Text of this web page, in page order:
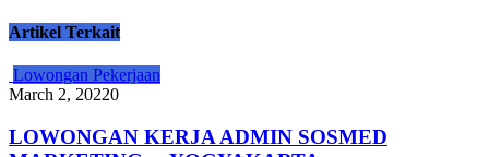
Artikel Terkait
Lowongan Pekerjaan
March 2, 20220
LOWONGAN KERJA ADMIN SOSMED